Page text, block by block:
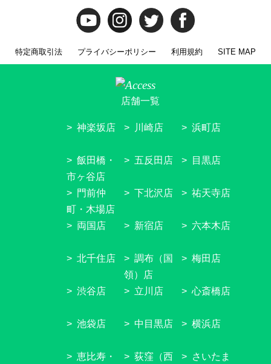
特定商取引法 プライバシーポリシー 利用規約 SITE MAP
店舗一覧
神楽坂店
飯田橋・
市ヶ谷店
門前仲
町・木場店
両国店
北千住店
渋谷店
池袋店
恵比寿・
川崎店
五反田店
下北沢店
新宿店
調布（国
領）店
立川店
中目黒店
荻窪（西
浜町店
目黒店
祐天寺店
六本木店
梅田店
心斎橋店
横浜店
さいたま